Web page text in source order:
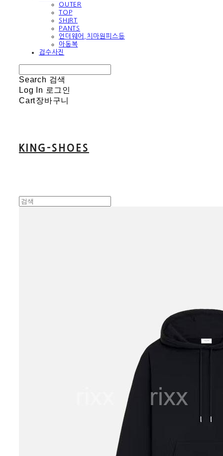
OUTER
TOP
SHIRT
PANTS
언더웨어,치마원피스등
아동복
검수사진
Search 검색
Log In 로그인
Cart장바구니
KING-SHOES